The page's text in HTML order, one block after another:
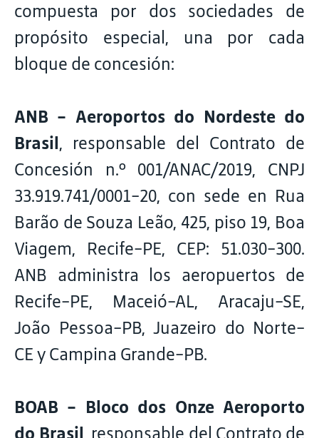
compuesta por dos sociedades de
propósito especial, una por cada
bloque de concesión:
ANB - Aeroportos do Nordeste do
Brasil, responsable del Contrato de
Concesión n.º 001/ANAC/2019, CNPJ
33.919.741/0001-20, con sede en Rua
Barão de Souza Leão, 425, piso 19, Boa
Viagem, Recife-PE, CEP: 51.030-300.
ANB administra los aeropuertos de
Recife-PE, Maceió-AL, Aracaju-SE,
João Pessoa-PB, Juazeiro do Norte-
CE y Campina Grande-PB.
BOAB - Bloco dos Onze Aeroporto
do Brasil , responsable del Contrato de